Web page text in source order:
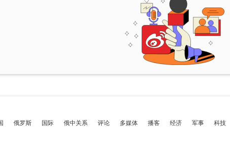
俄罗斯 国际 俄中关系 评论 多媒体 播客 经济 军事 科技